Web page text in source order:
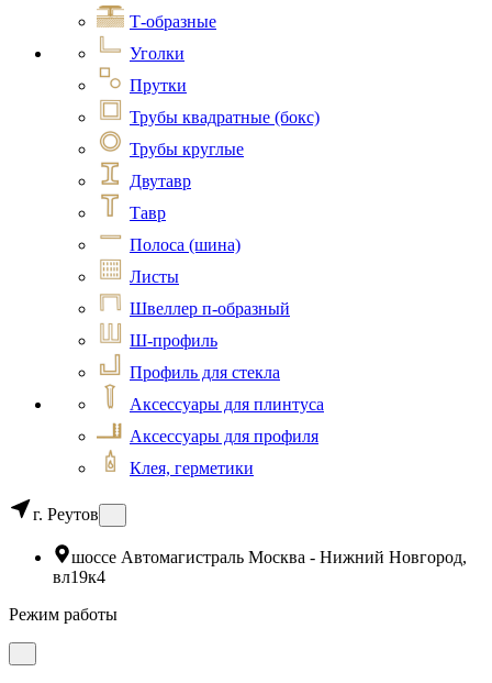
Т-образные
Уголки
Прутки
Трубы квадратные (бокс)
Трубы круглые
Двутавр
Тавр
Полоса (шина)
Листы
Швеллер п-образный
Ш-профиль
Профиль для стекла
Аксессуары для плинтуса
Аксессуары для профиля
Клея, герметики
г. Реутов
шоссе Автомагистраль Москва - Нижний Новгород,
вл19к4
Режим работы